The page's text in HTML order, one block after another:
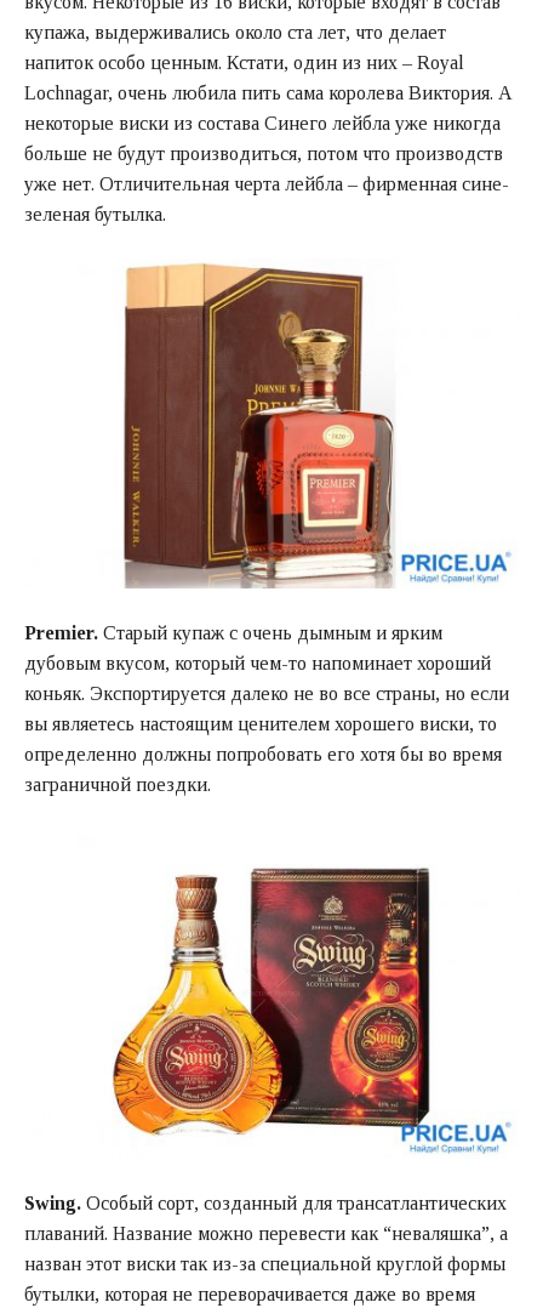
купажа, выдерживались около ста лет, что делает
напиток особо ценным. Кстати, один из них – Royal
Lochnagar, очень любила пить сама королева Виктория. А
некоторые виски из состава Синего лейбла уже никогда
больше не будут производиться, потом что производств
уже нет. Отличительная черта лейбла – фирменная сине-
зеленая бутылка.
Premier. Старый купаж с очень дымным и ярким
дубовым вкусом, который чем-то напоминает хороший
коньяк. Экспортируется далеко не во все страны, но если
вы являетесь настоящим ценителем хорошего виски, то
определенно должны попробовать его хотя бы во время
заграничной поездки.
Swing. Особый сорт, созданный для трансатлантических
плаваний. Название можно перевести как “неваляшка”, а
назван этот виски так из-за специальной круглой формы
бутылки, которая не переворачивается даже во время